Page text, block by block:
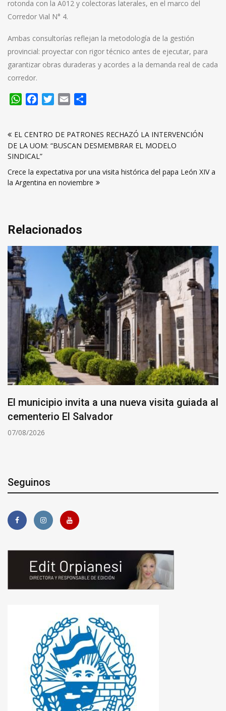
rotonda con la A012 y colectoras laterales, en el marco del
Corredor Vial N° 4.
Ambas consultorías reflejan la metodología de la gestión
provincial: proyectar con rigor técnico antes de ejecutar, para
garantizar obras duraderas y acordes a la demanda real de cada
corredor.
WhatsApp
FacebookTwitter
Email
de
entradas
EL CENTRO DE PATRONES RECHAZÓ LA INTERVENCIÓN
DE LA UOM: “BUSCAN DESMEMBRAR EL MODELO
SINDICAL”
Crece la expectativa por una visita histórica del papa León XIV a
la Argentina en noviembre
Relacionados
El municipio invita a una nueva visita guiada al
cementerio El Salvador
07/08/2026
Seguinos